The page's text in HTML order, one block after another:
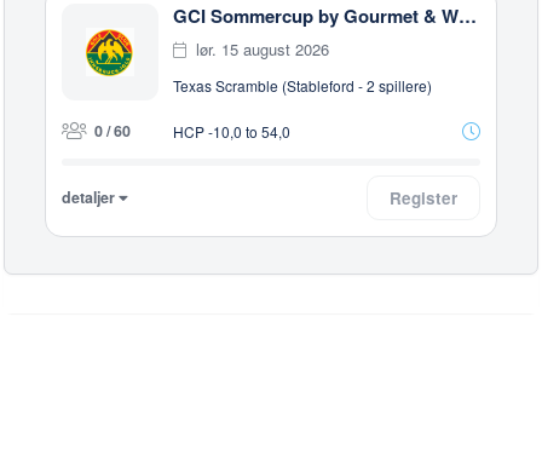
GCI Sommercup by Gourmet & Wine Hotel Austria - LANS
lør. 15 august 2026
Texas Scramble (Stableford - 2 spillere)
0 / 60 HCP -10,0 to 54,0
detaljer Register